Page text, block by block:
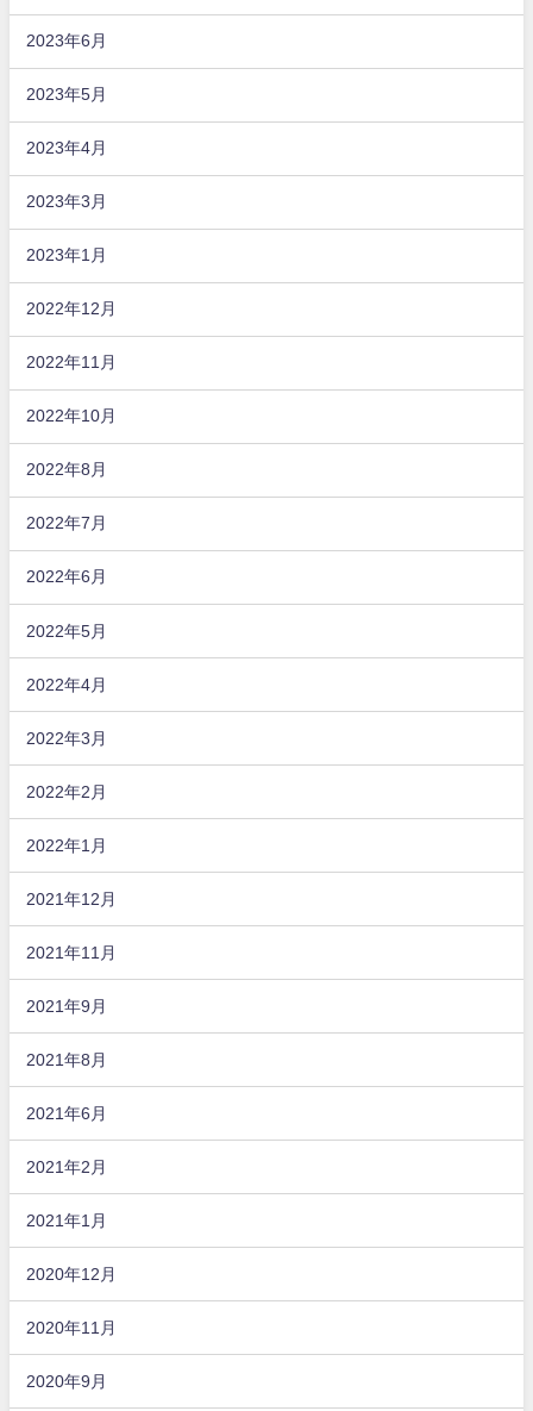
2023年6月
2023年5月
2023年4月
2023年3月
2023年1月
2022年12月
2022年11月
2022年10月
2022年8月
2022年7月
2022年6月
2022年5月
2022年4月
2022年3月
2022年2月
2022年1月
2021年12月
2021年11月
2021年9月
2021年8月
2021年6月
2021年2月
2021年1月
2020年12月
2020年11月
2020年9月